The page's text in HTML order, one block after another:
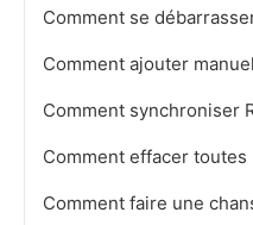
Comment effacer